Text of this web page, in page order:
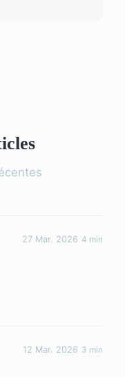
27 Mar. 2026 4 min
12 Mar. 2026 3 min